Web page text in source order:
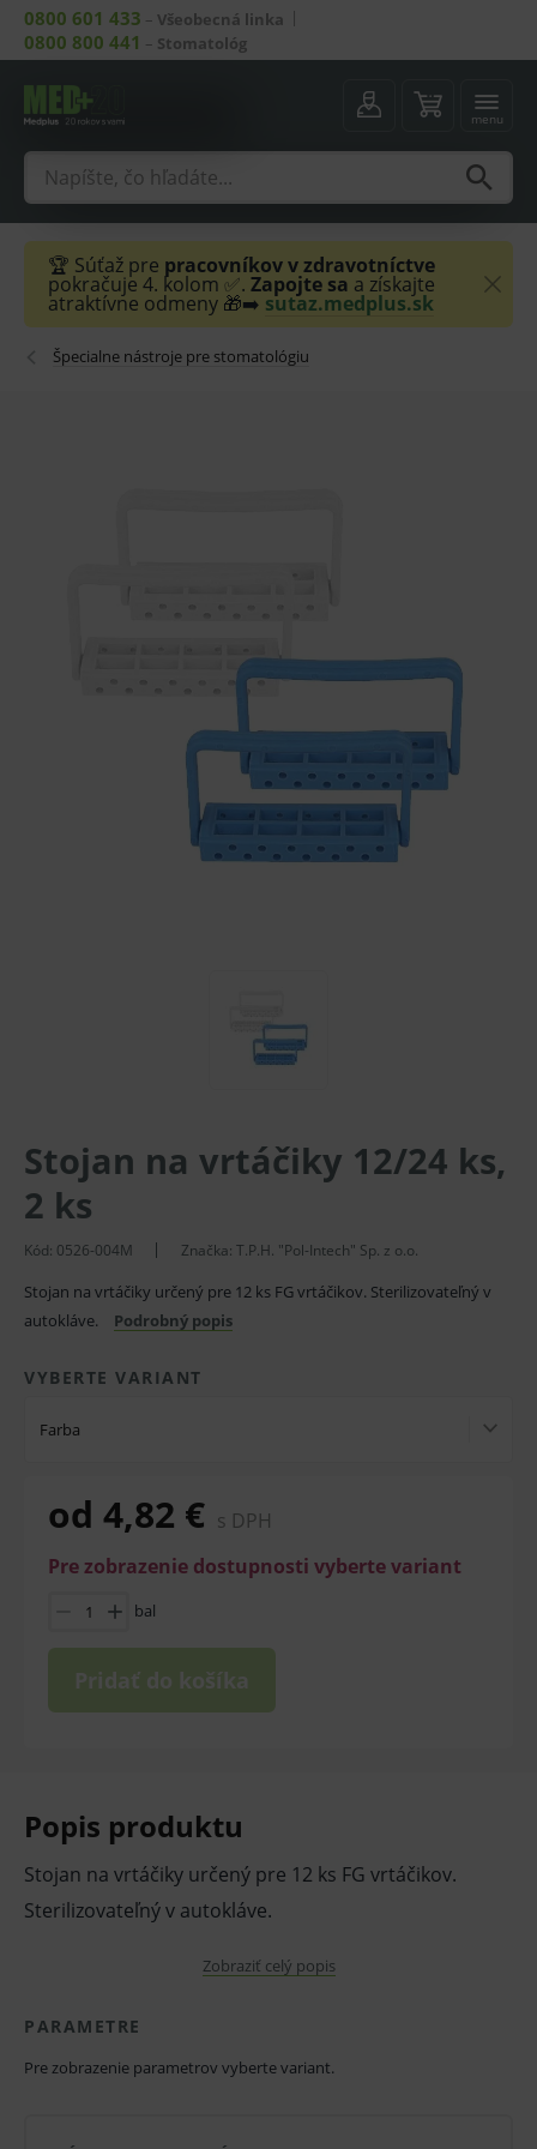
0800 601 433 – Všeobecná linka
0800 800 441 – Stomatológ
menu
🏆 Súťaž pre pracovníkov v zdravotníctve
pokračuje 4. kolom ✅. Zapojte sa a získajte
atraktívne odmeny 🎁➡️ sutaz.medplus.sk
Špecialne nástroje pre stomatológiu
Stojan na vrtáčiky 12/24 ks,
2 ks
Kód: 0526-004M Značka: T.P.H. "Pol-Intech" Sp. z o.o.
Stojan na vrtáčiky určený pre 12 ks FG vrtáčikov. Sterilizovateľný v
autokláve.
Podrobný popis
VYBERTE VARIANT
Farba
od 4,82 € s DPH
Pre zobrazenie dostupnosti vyberte variant
bal
Pridať do košíka
Popis produktu
Stojan na vrtáčiky určený pre 12 ks FG vrtáčikov.
Sterilizovateľný v autokláve.
modrá, biela
Zobraziť celý popis
PARAMETRE
Pre zobrazenie parametrov vyberte variant.